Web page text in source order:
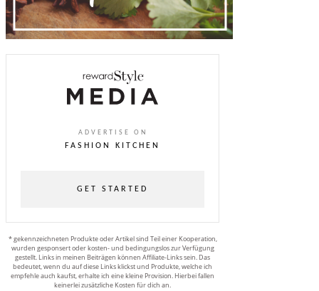
ADVERTISE ON
FASHION KITCHEN
GET STARTED
* gekennzeichneten Produkte oder Artikel sind Teil einer Kooperation,
wurden gesponsert oder kosten- und bedingungslos zur Verfügung
gestellt. Links in meinen Beiträgen können Affiliate-Links sein. Das
bedeutet, wenn du auf diese Links klickst und Produkte, welche ich
empfehle auch kaufst, erhalte ich eine kleine Provision. Hierbei fallen
keinerlei zusätzliche Kosten für dich an.